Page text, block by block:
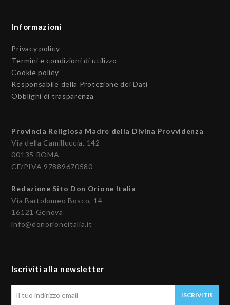
Informazioni
Privacy policy
Termini e condizioni di utilizzo
Cookie policy
Responsabile della Protezione dei Dati
Obblighi di trasparenza
Provincia Religiosa Madre della Divina Provvidenza
Via della Camilluccia, 142
00135 ROMA
CF/PIVA 97889670580
Redazione Sito Don Orione Italia
Via Bartolomeo Bosco, 14
16121 Genova
info@donorioneitalia.it
Iscriviti alla newsletter
ISCRIVITI!